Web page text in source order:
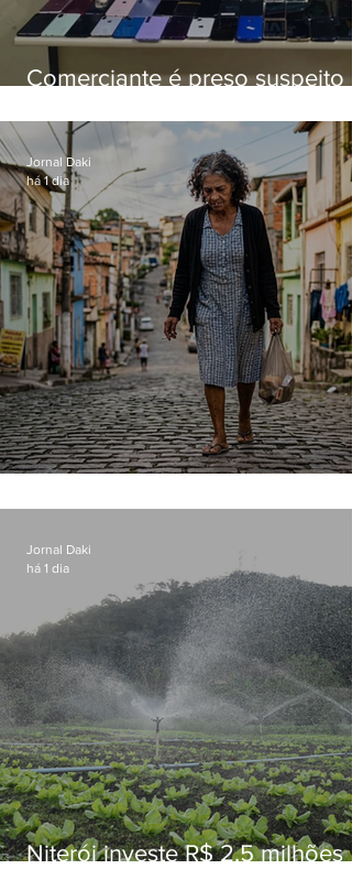
Comerciante é preso suspeito
loja
Jornal Daki
há 1 dia
Niterói investe R$ 2,5 milhões
Jornal Daki
há 1 dia